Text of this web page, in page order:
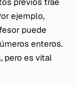
ejemplo,
puede
enteros.
pero es vital